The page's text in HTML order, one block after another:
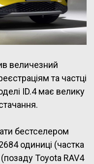
величезний
та частці
ID.4 має велику
бестселером
одиниці (частка
(позаду Toyota RAV4